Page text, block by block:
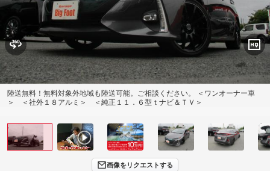
陸送無料！無料対象外地域も陸送可能。ご相談ください。 ＜ワンオーナー車
＞ ＜社外１８アルミ＞ ＜純正１１．６型ｔナビ＆ＴＶ＞
画像をリクエストする